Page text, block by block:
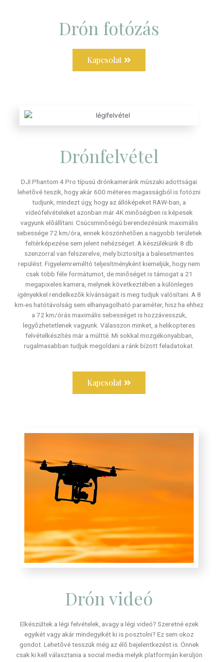
Drón fotózás
Kapcsolat
Drónfelvétel
DJI Phantom 4 Pro típusú drónkameránk mûszaki adottságai
lehetõvé teszik, hogy akár 600 méteres magasságból is fotózni
tudjunk, mindezt úgy, hogy az állóképeket RAW-ban, a
videófelvételeket azonban már 4K minõségben is képesek
vagyunk elõállítani. Csúcsminõségû berendezésünk maximális
sebessége 72 km/óra, ennek köszönhetõen a nagyobb területek
feltérképezése sem jelent nehézséget. A készülékünk 8 db
szenzorral van felszerelve, mely biztosítja a balesetmentes
repülést. Figyelemreméltó teljesítményként kiemeljük, hogy nem
csak több féle formátumot, de minõséget is támogat a 21
megapixeles kamera, melynek következtében a különleges
igényekkel rendelkezõk kívánságait is meg tudjuk valósítani. A 8
km-es hatótávolság sem elhanyagolható paraméter, hisz ha ehhez
a 72 km/órás maximális sebességet is hozzávesszük,
legyõzhetetlenek vagyunk. Válasszon minket, a helikopteres
felvételkészítés már a múltté. Mi sokkal mozgékonyabban,
rugalmasabban tudjuk megoldani a ránk bízott feladatokat.
Kapcsolat
Drón videó
Elkészültek a légi felvételek, avagy a légi videó? Szeretné ezek
egyikét vagy akár mindegyikét ki is posztolni? Ez sem okoz
gondot. Lehetõvé tesszük még az élõ bejelentkezést is. Önnek
csak ki kell választania a social media melyik platformján kerüljön